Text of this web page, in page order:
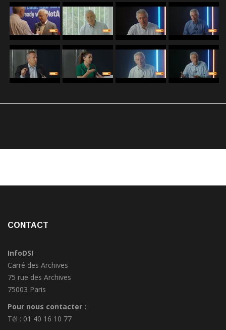
CONTACT
InfoDSI
Carré des Archives
75 rue des Archives
75003 Paris
Pour nous contacter :
Tél : 01 40 16 10 77